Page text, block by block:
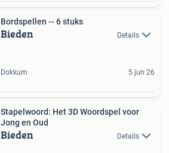
Bordspellen -- 6 stuks
Bieden Details
Dokkum 5 jun 26
Stapelwoord: Het 3D Woordspel voor
Jong en Oud
Bieden Details